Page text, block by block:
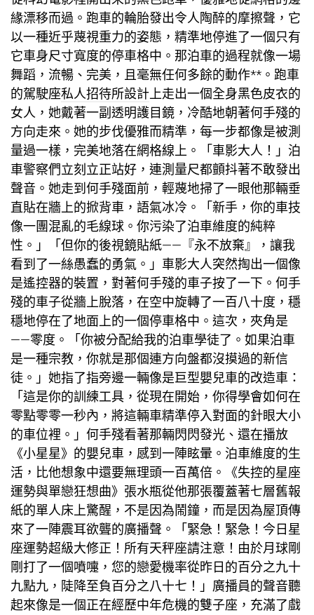
緣漂移而過。跑車的輪胎發出令人陶醉的摩擦聲，它
以一種近乎蔑視重力的姿態，精準地停進了一個只有
它車身尺寸寬度的停車格中。那泊車的過程就像一場
舞蹈，流暢、完美，且毫無任何多餘的動作**。跑車
的駕駛座私人招待所設計 上走出一個全身黑色皮衣的
女人，她戴著一副透明護目鏡，冷酷地朝著何手殘的
方向走來。她的步伐優雅而精準，每一步都像是被測
量過一樣，完美地落在網格線上。「車影大人！」泊
車警察們立刻立正站好，連測量尺都顫抖著不敢發出
聲音。她走到何手殘面前，輕蔑地掃了一眼他那輛垂
直貼在牆上的掀背車，語氣冰冷。「新手，你的車技
像一團混亂的毛線球。你污染了泊車維度的純粹
性。」「但你的後視鏡貼紙——『永不放棄』，讓我
看到了一絲愚蠢的勇氣。」車影大人突然掏出一個像
是遙控器的裝置，對著何手殘的車子按了一下。何手
殘的車子從牆上脫落，在空中旋轉了一百八十度，穩
穩地停在了地面上的一個停車格中。這次，夾角是
——零度。「你被分配給我的泊車學徒了。如果泊車
是一種宗教，你就是那個連方向盤都沒摸過的新信
徒。」她指了指旁邊一輛像是巨型嬰兒車的改造車：
「這是你的訓練工具，從現在開始，你得學會如何在
零點零零一秒內，將這輛車精準停入對面的針眼大小
的車位裡。」何手殘看著那輛閃閃發光、還在播放
《小星星》的嬰兒車，感到一陣眩暈。泊車維度的生
活，比他想象中還要無理頭一百萬倍。《失控的星座
運勢與單戀狂想曲》張水瓶從他那張覆蓋著七層舊報
紙的單人床上驚醒，不是因為鬧鐘，而是因為屋頂傳
來了一陣震耳欲聾的廣播聲。「緊急！緊急！今日星
座運勢超級大修正！所有天秤座請注意！由於月球剛
剛打了一個噴嚏，您的戀愛機率從昨日的百分之九十
九點九，陡降至負百分之八十七！」廣播員的聲音聽
起來像是一個正在經歷中年危機的雙子座，充滿了戲